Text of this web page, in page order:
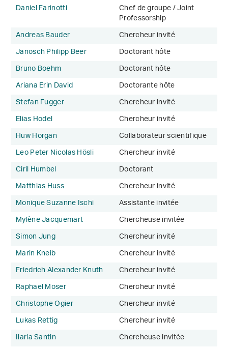
Daniel Farinotti Chef de groupe / Joint
Professorship
Andreas Bauder
Chercheur invité
Janosch Philipp Beer
Doctorant hôte
Bruno Boehm
Doctorant hôte
Ariana Erin David
Doctorante hôte
Stefan Fugger
Chercheur invité
Elias Hodel
Chercheur invité
Huw Horgan
Collaborateur scientifique
Leo Peter Nicolas Hösli
Chercheur invité
Ciril Humbel
Doctorant
Matthias Huss
Chercheur invité
Monique Suzanne Ischi
Assistante invitée
Mylène Jacquemart
Chercheuse invitée
Simon Jung
Chercheur invité
Marin Kneib
Chercheur invité
Friedrich Alexander Knuth
Chercheur invité
Raphael Moser
Chercheur invité
Christophe Ogier
Chercheur invité
Lukas Rettig
Chercheur invité
Ilaria Santin
Chercheuse invitée